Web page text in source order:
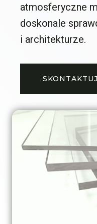
atmosferyczne
doskonale
i architekturze.